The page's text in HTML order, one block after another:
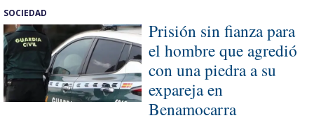
SOCIEDAD
Prisión sin fianza para
el hombre que agredió
con una piedra a su
expareja en
Benamocarra